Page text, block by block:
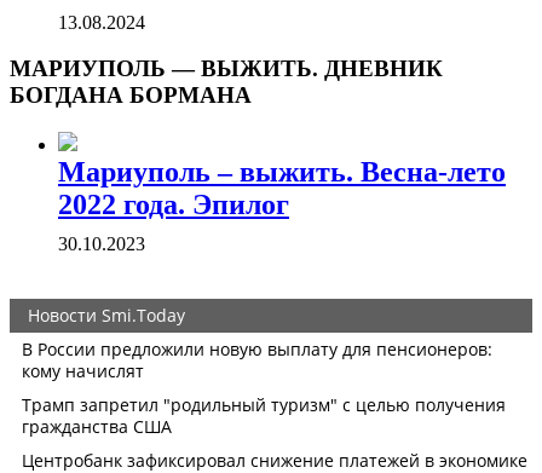
13.08.2024
МАРИУПОЛЬ — ВЫЖИТЬ. ДНЕВНИК
БОГДАНА БОРМАНА
Мариуполь – выжить. Весна-лето
2022 года. Эпилог
30.10.2023